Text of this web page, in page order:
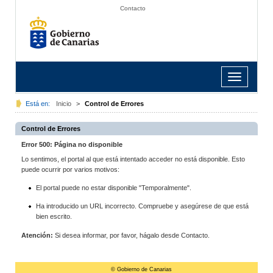
Contacto
Toggle
navigation
Está en: Inicio > Control de Errores
Control de Errores
Error 500: Página no disponible
Lo sentimos, el portal al que está intentado acceder no está disponible. Esto
puede ocurrir por varios motivos:
El portal puede no estar disponible "Temporalmente".
Ha introducido un URL incorrecto. Compruebe y asegúrese de que está
bien escrito.
Atención: Si desea informar, por favor, hágalo desde Contacto.
© Gobierno de Canarias